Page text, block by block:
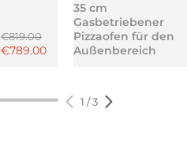
Normaler Preis
€819.00
Angebotspreis
€789.00
35 cm
Gasbetriebener
Pizzaofen für den
Außenbereich
1 /3